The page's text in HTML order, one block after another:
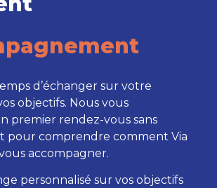
d’échanger sur votre
objectifs. Nous vous
premier rendez-vous sans
pour comprendre comment Via
accompagner.
personnalisé sur vos objectifs